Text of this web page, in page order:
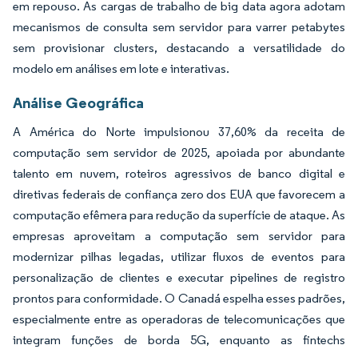
em repouso. As cargas de trabalho de big data agora adotam
mecanismos de consulta sem servidor para varrer petabytes
sem provisionar clusters, destacando a versatilidade do
modelo em análises em lote e interativas.
Análise Geográfica
A América do Norte impulsionou 37,60% da receita de
computação sem servidor de 2025, apoiada por abundante
talento em nuvem, roteiros agressivos de banco digital e
diretivas federais de confiança zero dos EUA que favorecem a
computação efêmera para redução da superfície de ataque. As
empresas aproveitam a computação sem servidor para
modernizar pilhas legadas, utilizar fluxos de eventos para
personalização de clientes e executar pipelines de registro
prontos para conformidade. O Canadá espelha esses padrões,
especialmente entre as operadoras de telecomunicações que
integram funções de borda 5G, enquanto as fintechs